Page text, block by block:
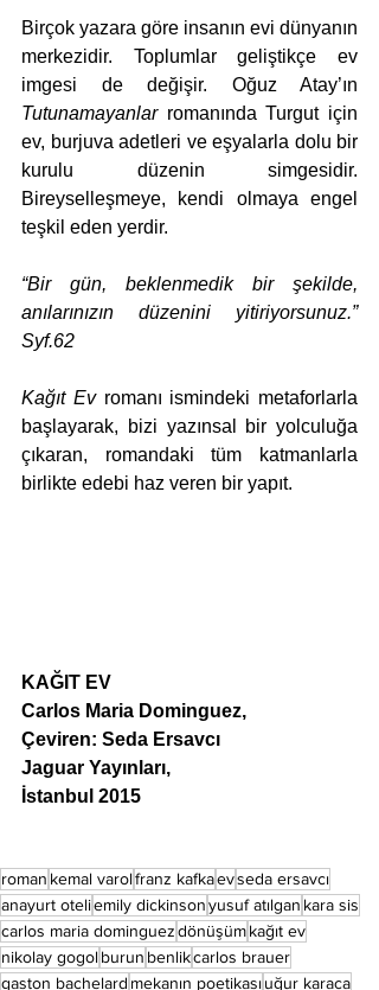
Birçok yazara göre insanın evi dünyanın
merkezidir. Toplumlar geliştikçe ev
Tutunamayanlar romanında Turgut için
ev, burjuva adetleri ve eşyalarla dolu bir
kurulu düzenin simgesidir.
Bireyselleşmeye, kendi olmaya engel
teşkil eden yerdir.
“Bir gün, beklenmedik bir şekilde,
anılarınızın düzenini yitiriyorsunuz.”
Syf.62
Kağıt Ev romanı ismindeki metaforlarla
başlayarak, bizi yazınsal bir yolculuğa
çıkaran, romandaki tüm katmanlarla
birlikte edebi haz veren bir yapıt.
KAĞIT EV
Carlos Maria Dominguez,
Çeviren: Seda Ersavcı
Jaguar Yayınları,
İstanbul 2015
roman kemal varolfranz kafkaevseda ersavcı
anayurt oteliemily dickinsonyusuf atılgan kara sis
carlos maria dominguezdönüşümkağıt ev
nikolay gogolburun benlikcarlos brauer
gaston bachelard mekanın poetikasıuğur karaca